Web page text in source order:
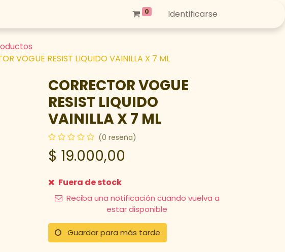
0 Identificarse
VOGUE RESIST LIQUIDO VAINILLA X 7 ML
CORRECTOR VOGUE
RESIST LIQUIDO
VAINILLA X 7 ML
(0 reseña)
$ 19.000,00
Fuera de stock
Reciba una notificación cuando vuelva a
estar disponible
Guardar para más tarde